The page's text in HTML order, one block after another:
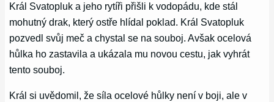
Král Svatopluk a jeho rytíři přišli k vodopádu, kde stál
mohutný drak, který ostře hlídal poklad. Král Svatopluk
pozvedl svůj meč a chystal se na souboj. Avšak ocelová
hůlka ho zastavila a ukázala mu novou cestu, jak vyhrát
tento souboj.
Král si uvědomil, že síla ocelové hůlky není v boji, ale v